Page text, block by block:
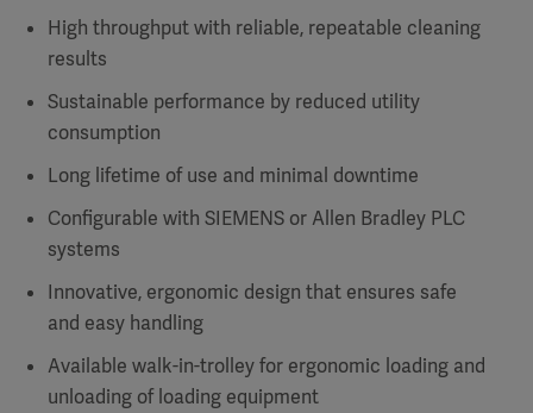
High throughput with reliable, repeatable cleaning
results
Sustainable performance by reduced utility
consumption
Long lifetime of use and minimal downtime
Configurable with SIEMENS or Allen Bradley PLC
systems
Innovative, ergonomic design that ensures safe
and easy handling
Available walk-in-trolley for ergonomic loading and
unloading of loading equipment